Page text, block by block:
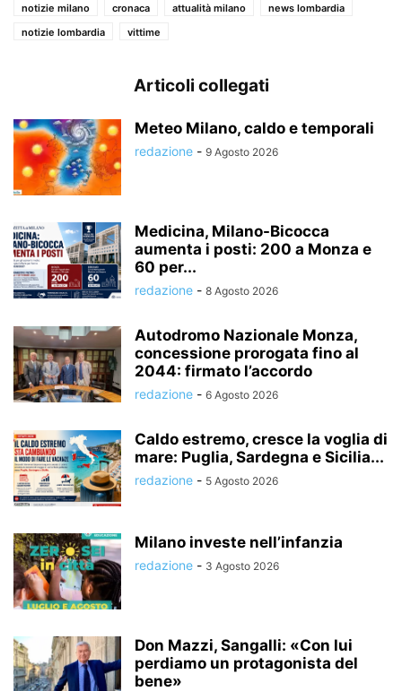
notizie milano
cronaca attualità milano
news lombardia
notizie lombardia
vittime
Articoli collegati
Meteo Milano, caldo e temporali
redazione - 9 Agosto 2026
Medicina, Milano-Bicocca
aumenta i posti: 200 a Monza e
60 per...
redazione - 8 Agosto 2026
Autodromo Nazionale Monza,
concessione prorogata fino al
2044: firmato l’accordo
redazione - 6 Agosto 2026
Caldo estremo, cresce la voglia di
mare: Puglia, Sardegna e Sicilia...
redazione - 5 Agosto 2026
Milano investe nell’infanzia
redazione - 3 Agosto 2026
Don Mazzi, Sangalli: «Con lui
perdiamo un protagonista del
bene»